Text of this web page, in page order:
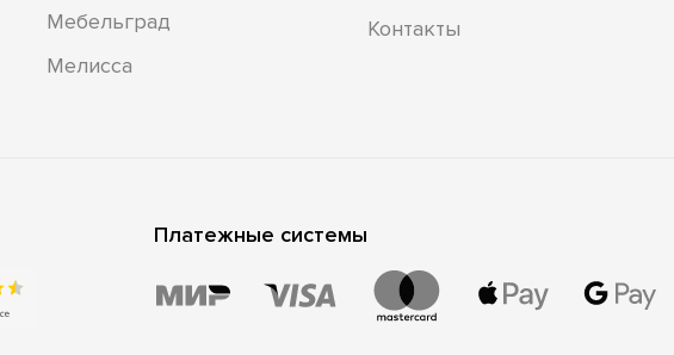
Мебельград
Мелисса
Контакты
Платежные системы